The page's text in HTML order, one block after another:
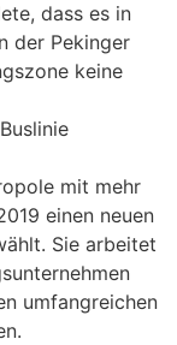
dass es in
der Pekinger
keine
mit mehr
einen neuen
Sie arbeitet
umfangreichen